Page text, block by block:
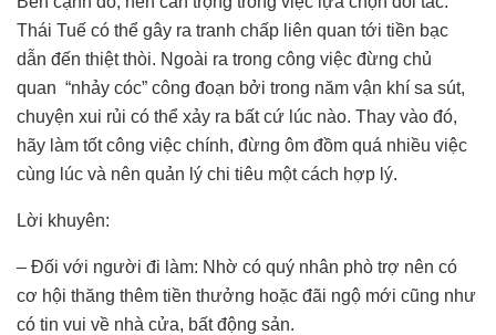
Thái Tuế có thể gây ra tranh chấp liên quan tới tiền bạc
dẫn đến thiệt thòi. Ngoài ra trong công việc đừng chủ
quan “nhảy cóc” công đoạn bởi trong năm vận khí sa sút,
chuyện xui rủi có thể xảy ra bất cứ lúc nào. Thay vào đó,
hãy làm tốt công việc chính, đừng ôm đồm quá nhiều việc
cùng lúc và nên quản lý chi tiêu một cách hợp lý.
Lời khuyên:
– Đối với người đi làm: Nhờ có quý nhân phò trợ nên có
cơ hội thăng thêm tiền thưởng hoặc đãi ngộ mới cũng như
có tin vui về nhà cửa, bất động sản.